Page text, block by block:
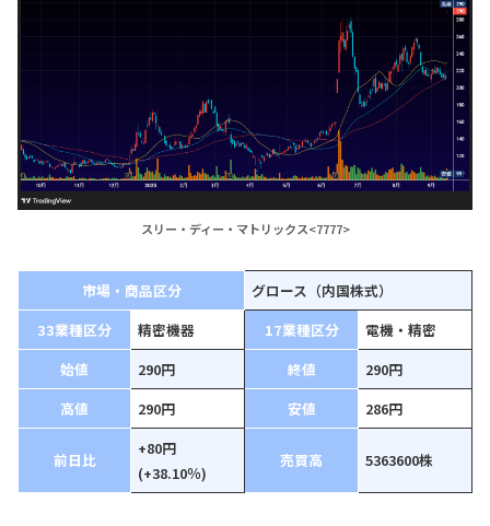
スリー・ディー・マトリックス<7777>
市場・商品区分
グロース（内国株式）
33業種区分
精密機器 17業種区分
電機・精密
始値
290円 終値
290円
高値
290円 安値 286円
前日比
+80円
(+38.10％)
売買高 5363600株